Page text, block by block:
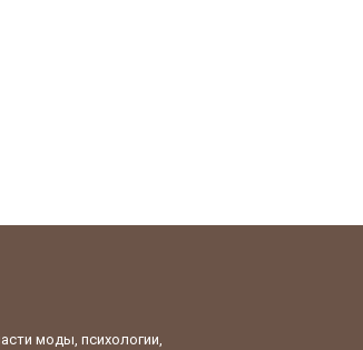
моды, психологии,